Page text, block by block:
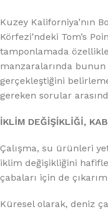
Kuzey Kaliforniya’nın
Körfezi’ndeki Tom’s
tamponlamada
manzaralarında
gerçekleştiğini
gereken sorular
İKLİM DEĞİŞİKLİĞİ,
Çalışma, su ürünleri
iklim değişikliğini
çabaları için de
Küresel olarak, deniz